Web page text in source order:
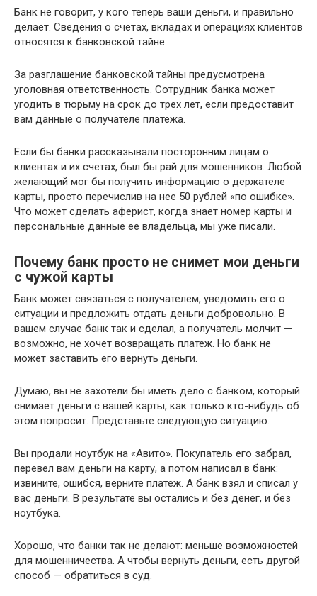
Банк не говорит, у кого теперь ваши деньги, и правильно
делает. Сведения о счетах, вкладах и операциях клиентов
относятся к банковской тайне.
За разглашение банковской тайны предусмотрена
уголовная ответственность. Сотрудник банка может
угодить в тюрьму на срок до трех лет, если предоставит
вам данные о получателе платежа.
Если бы банки рассказывали посторонним лицам о
клиентах и их счетах, был бы рай для мошенников. Любой
желающий мог бы получить информацию о держателе
карты, просто перечислив на нее 50 рублей «по ошибке».
Что может сделать аферист, когда знает номер карты и
персональные данные ее владельца, мы уже писали.
Почему банк просто не снимет мои деньги
с чужой карты
Банк может связаться с получателем, уведомить его о
ситуации и предложить отдать деньги добровольно. В
вашем случае банк так и сделал, а получатель молчит —
возможно, не хочет возвращать платеж. Но банк не
может заставить его вернуть деньги.
Думаю, вы не захотели бы иметь дело с банком, который
снимает деньги с вашей карты, как только кто-нибудь об
этом попросит. Представьте следующую ситуацию.
Вы продали ноутбук на «Авито». Покупатель его забрал,
перевел вам деньги на карту, а потом написал в банк:
извините, ошибся, верните платеж. А банк взял и списал у
вас деньги. В результате вы остались и без денег, и без
ноутбука.
Хорошо, что банки так не делают: меньше возможностей
для мошенничества. А чтобы вернуть деньги, есть другой
способ — обратиться в суд.